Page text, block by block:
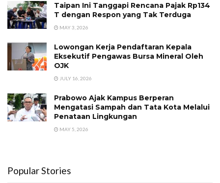
Taipan Ini Tanggapi Rencana Pajak Rp134
T dengan Respon yang Tak Terduga
MAY 3, 2026
Lowongan Kerja Pendaftaran Kepala
Eksekutif Pengawas Bursa Mineral Oleh
OJK
JULY 16, 2026
Prabowo Ajak Kampus Berperan
Mengatasi Sampah dan Tata Kota Melalui
Penataan Lingkungan
MAY 5, 2026
Popular Stories